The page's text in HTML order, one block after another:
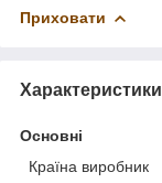
Приховати
Характеристики
Основні
Країна виробник